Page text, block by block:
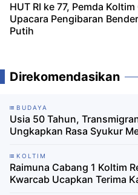
HUT RI ke 77, Pemda Koltim
Upacara Pengibaran
Putih
Direkomendasikan
BUDAYA
Usia 50 Tahun,
Ungkapkan Rasa Syukur
KOLTIM
Raimuna Cabang 1 Koltim
Kwarcab Ucapkan Terima